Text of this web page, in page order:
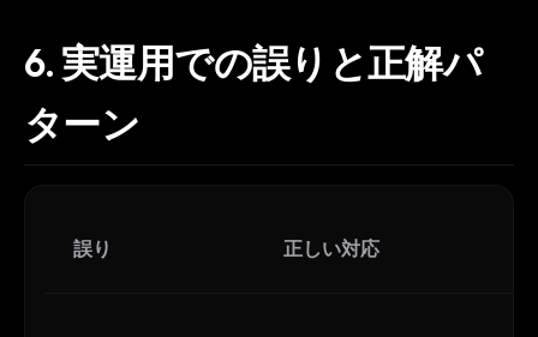
6. 実運用での誤りと正解パ
ターン
誤り 正しい対応